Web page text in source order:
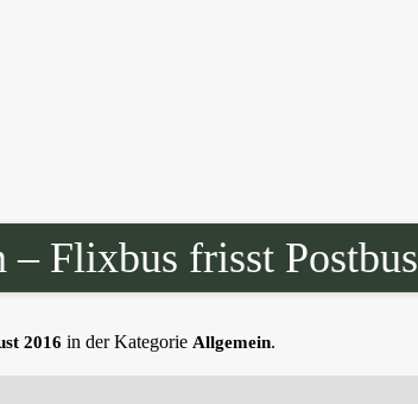
Flixbus frisst Postbus
2016 in der Kategorie Allgemein.